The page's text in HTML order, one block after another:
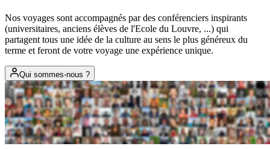
Nos voyages sont accompagnés par des conférenciers inspirants
(universitaires, anciens élèves de l'Ecole du Louvre, ...) qui
partagent tous une idée de la culture au sens le plus généreux du
terme et feront de votre voyage une expérience unique.
Qui sommes-nous ?